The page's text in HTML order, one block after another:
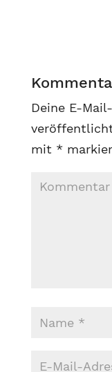
Deine E-
mit *